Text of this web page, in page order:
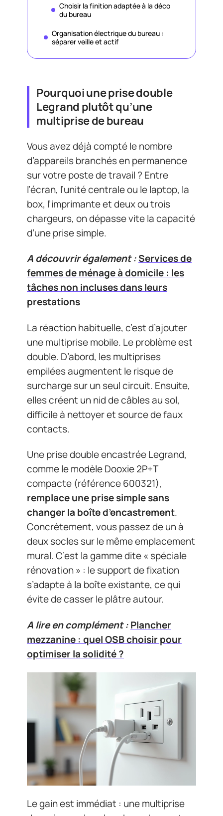
Choisir la finition adaptée à la déco
du bureau
Organisation électrique du bureau :
séparer veille et actif
Pourquoi une prise double
Legrand plutôt qu’une
multiprise de bureau
Vous avez déjà compté le nombre
d’appareils branchés en permanence
sur votre poste de travail ? Entre
l’écran, l’unité centrale ou le laptop, la
box, l’imprimante et deux ou trois
chargeurs, on dépasse vite la capacité
d’une prise simple.
A découvrir également :Services de
femmes de ménage à domicile : les
tâches non incluses dans leurs
prestations
La réaction habituelle, c’est d’ajouter
une multiprise mobile. Le problème est
double. D’abord, les multiprises
empilées augmentent le risque de
surcharge sur un seul circuit. Ensuite,
elles créent un nid de câbles au sol,
difficile à nettoyer et source de faux
contacts.
Une prise double encastrée Legrand,
comme le modèle Dooxie 2P+T
compacte (référence 600321),
remplace une prise simple sans
changer la boîte d’encastrement.
Concrètement, vous passez de un à
deux socles sur le même emplacement
mural. C’est la gamme dite « spéciale
rénovation » : le support de fixation
s’adapte à la boîte existante, ce qui
évite de casser le plâtre autour.
A lire en complément :Plancher
mezzanine : quel OSB choisir pour
optimiser la solidité ?
Le gain est immédiat : une multiprise